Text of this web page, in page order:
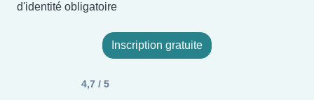
d'identité obligatoire
Inscription gratuite
4,7 / 5